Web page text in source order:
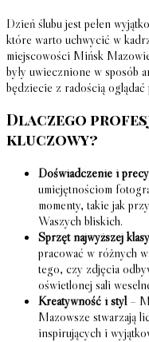
Dzień ślubu jest pełen
które warto uchwycić w
miejscowości Mińsk
były uwiecznione w sposób
będziecie z radością oglądać
Dlaczego
kluczowy?
Doświadczenie i
umiejętnościom
momenty, takie jak
Waszych bliskich.
Sprzęt najwyższej klasy
pracować w różnych
tego, czy zdjęcia
oświetlonej sali
Kreatywność i styl–
Mazowsze stwarzają
inspirujących i